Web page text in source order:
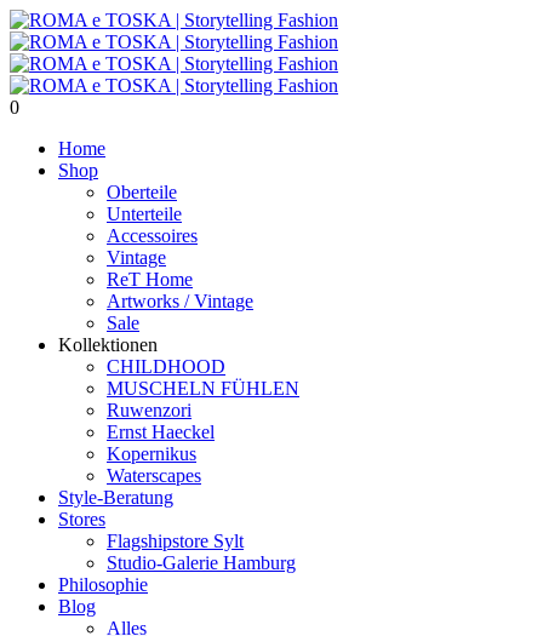
0
Home
Shop
Oberteile
Unterteile
Accessoires
Vintage
ReT Home
Artworks / Vintage
Sale
Kollektionen
CHILDHOOD
MUSCHELN FÜHLEN
Ruwenzori
Ernst Haeckel
Kopernikus
Waterscapes
Style-Beratung
Stores
Flagshipstore Sylt
Studio-Galerie Hamburg
Philosophie
Blog
Alles